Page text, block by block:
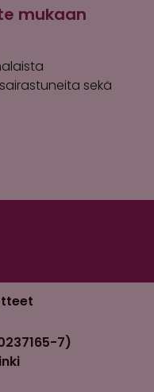
mukaan
sekä
7)